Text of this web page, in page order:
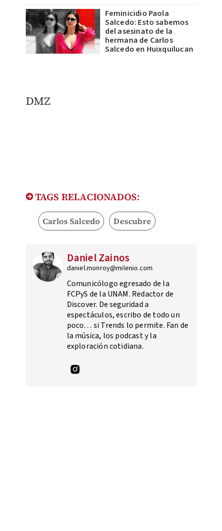
Feminicidio Paola
Salcedo: Esto sabemos
del asesinato de la
hermana de Carlos
Salcedo en Huixquilucan
DMZ
TAGS RELACIONADOS:
Carlos Salcedo Descubre
Daniel Zainos
daniel.monroy@milenio.com
Comunicólogo egresado de la
FCPyS de la UNAM. Redactor de
Discover. De seguridad a
espectáculos, escribo de todo un
poco… si Trends lo permite. Fan de
la música, los podcast y la
exploración cotidiana.